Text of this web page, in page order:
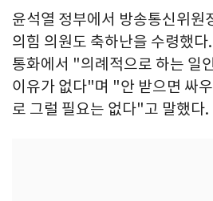
윤석열 정부에서 방송통신위원
의힘 의원도 축하난을 수령했
통화에서 "의례적으로 하는 일
이유가 없다"며 "안 받으면 싸
로 그럴 필요는 없다"고 말했다.